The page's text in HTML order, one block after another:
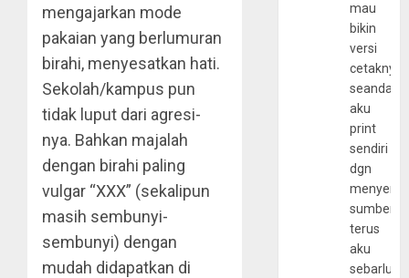
mengajarkan mode
pakaian yang berlumuran
birahi, menyesatkan hati.
Sekolah/kampus pun
tidak luput dari agresi-
nya. Bahkan majalah
dengan birahi paling
vulgar “XXX” (sekalipun
masih sembunyi-
sembunyi) dengan
mudah didapatkan di
mau
bikin
versi
cetaknya
aku
print
sendiri
dgn
sumber
terus
aku